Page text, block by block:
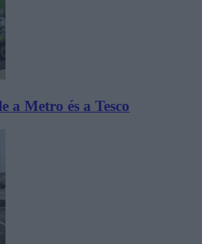
a Metro és a Tesco